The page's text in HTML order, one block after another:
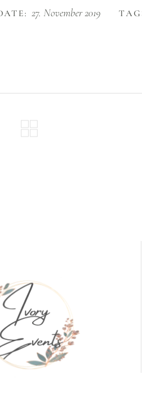
27. November 2019